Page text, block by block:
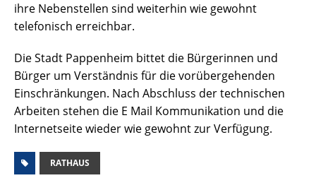
ihre Nebenstellen sind weiterhin wie gewohnt
telefonisch erreichbar.
Die Stadt Pappenheim bittet die Bürgerinnen und
Bürger um Verständnis für die vorübergehenden
Einschränkungen. Nach Abschluss der technischen
Arbeiten stehen die E Mail Kommunikation und die
Internetseite wieder wie gewohnt zur Verfügung.
RATHAUS